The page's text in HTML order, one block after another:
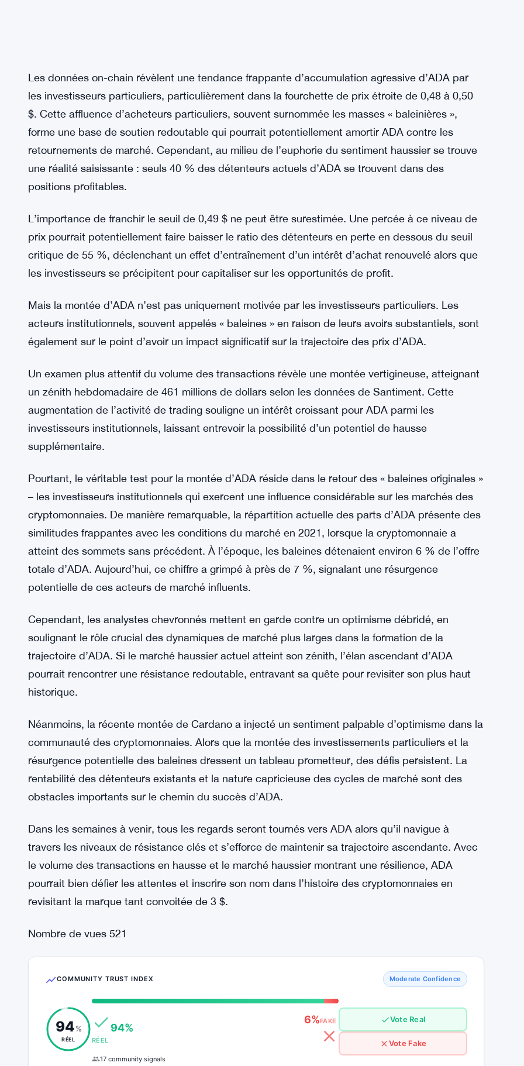
les investisseurs particuliers, particulièrement dans la fourchette de prix étroite de 0,48 à 0,50
$. Cette affluence d’acheteurs particuliers, souvent surnommée les masses « baleinières »,
forme une base de soutien redoutable qui pourrait potentiellement amortir ADA contre les
retournements de marché. Cependant, au milieu de l’euphorie du sentiment haussier se trouve
positions profitables.
L’importance de franchir le seuil de 0,49 $ ne peut être surestimée. Une percée à ce niveau de
critique de 55 %, déclenchant un effet d’entraînement d’un intérêt d’achat renouvelé alors que
les investisseurs se précipitent pour capitaliser sur les opportunités de profit.
Mais la montée d’ADA n’est pas uniquement motivée par les investisseurs particuliers. Les
acteurs institutionnels, souvent appelés « baleines » en raison de leurs avoirs substantiels, sont
Un examen plus attentif du volume des transactions révèle une montée vertigineuse, atteignant
un zénith hebdomadaire de 461 millions de dollars selon les données de Santiment. Cette
augmentation de l’activité de trading souligne un intérêt croissant pour ADA parmi les
investisseurs institutionnels, laissant entrevoir la possibilité d’un potentiel de hausse
supplémentaire.
– les investisseurs institutionnels qui exercent une influence considérable sur les marchés des
cryptomonnaies. De manière remarquable, la répartition actuelle des parts d’ADA présente des
similitudes frappantes avec les conditions du marché en 2021, lorsque la cryptomonnaie a
atteint des sommets sans précédent. À l’époque, les baleines détenaient environ 6 % de l’offre
totale d’ADA. Aujourd’hui, ce chiffre a grimpé à près de 7 %, signalant une résurgence
Cependant, les analystes chevronnés mettent en garde contre un optimisme débridé, en
soulignant le rôle crucial des dynamiques de marché plus larges dans la formation de la
trajectoire d’ADA. Si le marché haussier actuel atteint son zénith, l’élan ascendant d’ADA
pourrait rencontrer une résistance redoutable, entravant sa quête pour revisiter son plus haut
Néanmoins, la récente montée de Cardano a injecté un sentiment palpable d’optimisme dans la
communauté des cryptomonnaies. Alors que la montée des investissements particuliers et la
résurgence potentielle des baleines dressent un tableau prometteur, des défis persistent. La
rentabilité des détenteurs existants et la nature capricieuse des cycles de marché sont des
travers les niveaux de résistance clés et s’efforce de maintenir sa trajectoire ascendante. Avec
le volume des transactions en hausse et le marché haussier montrant une résilience, ADA
pourrait bien défier les attentes et inscrire son nom dans l’histoire des cryptomonnaies en
revisitant la marque tant convoitée de 3 $.
Nombre de vues 521